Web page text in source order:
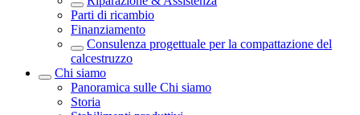
Parti di ricambio
Finanziamento
Consulenza progettuale per la compattazione del
calcestruzzo
Chi siamo
Panoramica sulle Chi siamo
Storia